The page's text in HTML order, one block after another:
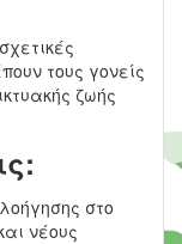
τους γονείς
ζωής
στο
νέους